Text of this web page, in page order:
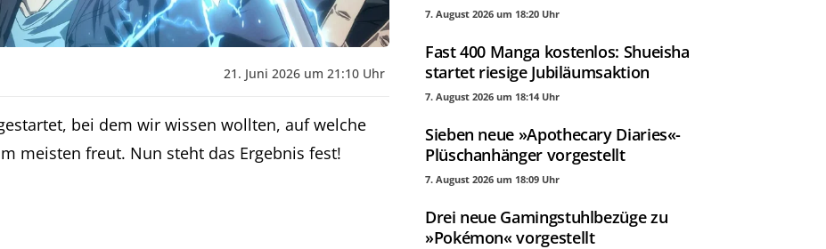
21. Juni 2026 um 21:10 Uhr
bei dem wir wissen wollten, auf welche
meisten freut. Nun steht das Ergebnis fest!
7. August 2026 um 18:20 Uhr
Fast 400 Manga kostenlos: Shueisha
startet riesige Jubiläumsaktion
7. August 2026 um 18:14 Uhr
Sieben neue »Apothecary Diaries«-
Plüschanhänger vorgestellt
7. August 2026 um 18:09 Uhr
Drei neue Gamingstuhlbezüge zu
»Pokémon« vorgestellt